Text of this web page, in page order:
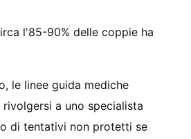
l'85-90% delle coppie ha
le linee guida mediche
a uno specialista
di tentativi non protetti se